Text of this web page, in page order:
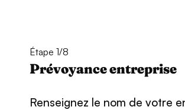
Étape 1/8
Prévoyance entreprise
Renseignez le nom de votre